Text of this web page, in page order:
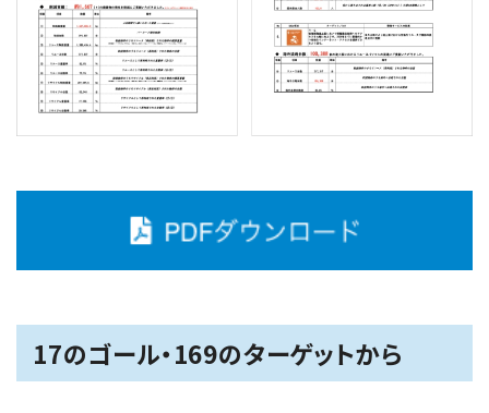
17のゴール・169のターゲットから